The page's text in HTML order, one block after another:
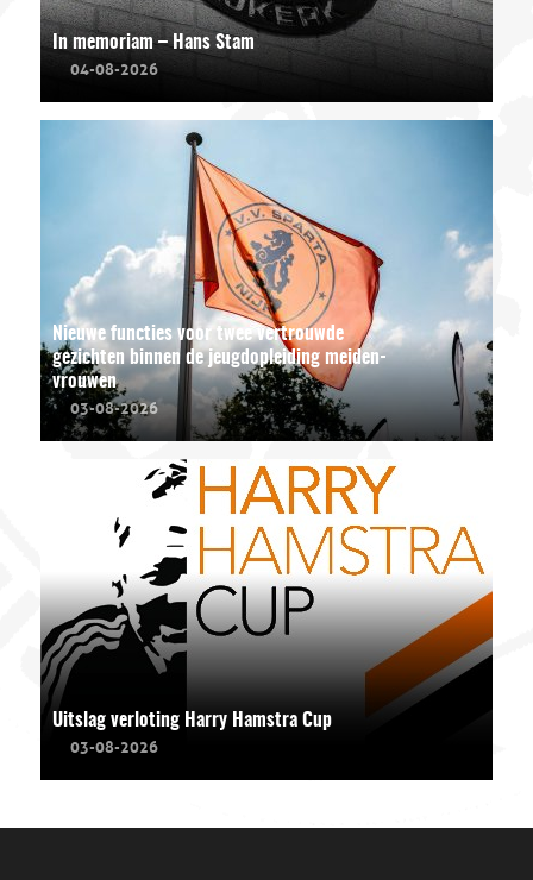
In memoriam – Hans Stam
04-08-2026
Nieuwe functies voor twee vertrouwde
gezichten binnen de jeugdopleiding meiden-
vrouwen
03-08-2026
Uitslag verloting Harry Hamstra Cup
03-08-2026